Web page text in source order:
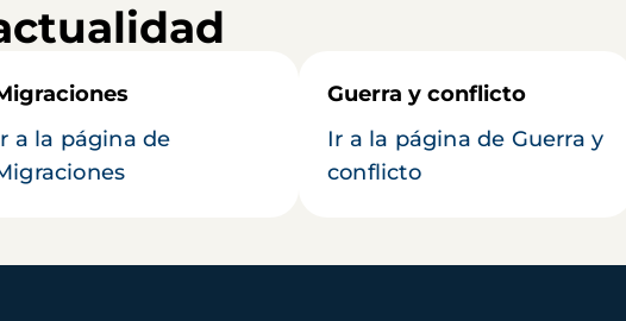
a la página de
Guerra y conflicto
Ir a la página de Guerra y
conflicto